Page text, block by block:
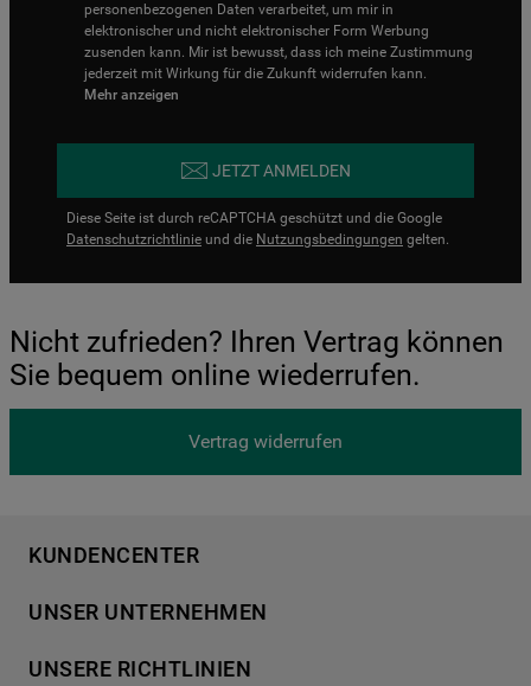
personenbezogenen Daten verarbeitet, um mir in
elektronischer und nicht elektronischer Form Werbung
zusenden kann. Mir ist bewusst, dass ich meine Zustimmung
jederzeit mit Wirkung für die Zukunft widerrufen kann.
Mehr anzeigen
JETZT ANMELDEN
Diese Seite ist durch reCAPTCHA geschützt und die Google
Datenschutzrichtlinie und die Nutzungsbedingungen gelten.
Nicht zufrieden? Ihren Vertrag können
Sie bequem online wiederrufen.
Vertrag widerrufen
KUNDENCENTER
Händlersuche
Häufige Fragen
UNSER UNTERNEHMEN
Für Händler
UNSERE RICHTLINIEN